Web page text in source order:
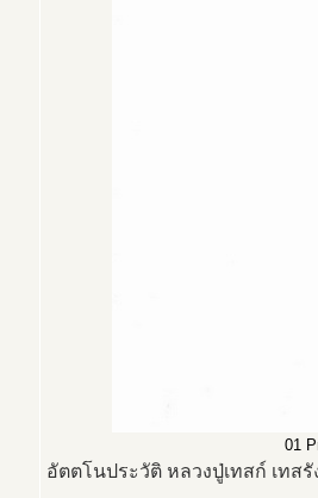
01
อัตตโนประวัติ หลวงปู่เทสก์ เทสรั